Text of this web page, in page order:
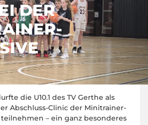
DER
die U10.1 des TV Gerthe als
Abschluss-Clinic der Minitrainer-
teilnehmen – ein ganz besonderes